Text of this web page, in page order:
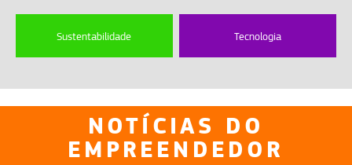
Sustentabilidade Tecnologia
NOTÍCIAS DO
EMPREENDEDOR